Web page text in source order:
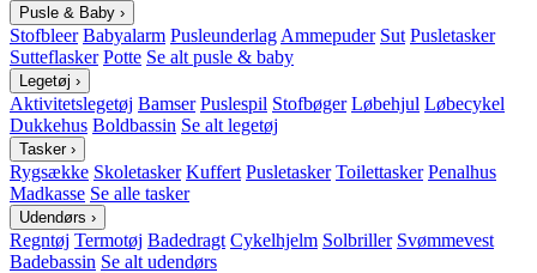
Pusle & Baby ›
Stofbleer Babyalarm Pusleunderlag Ammepuder Sut Pusletasker
Sutteflasker Potte Se alt pusle & baby
Legetøj ›
Aktivitetslegetøj Bamser Puslespil Stofbøger Løbehjul Løbecykel
Dukkehus Boldbassin Se alt legetøj
Tasker ›
Rygsække Skoletasker Kuffert Pusletasker Toilettasker Penalhus
Madkasse Se alle tasker
Udendørs ›
Regntøj Termotøj Badedragt Cykelhjelm Solbriller Svømmevest
Badebassin Se alt udendørs